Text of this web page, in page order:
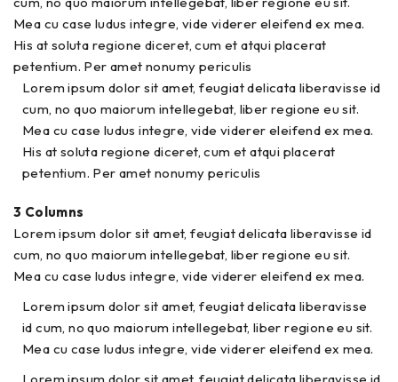
Mea cu case ludus integre, vide viderer eleifend ex mea.
His at soluta regione diceret, cum et atqui placerat
petentium. Per amet nonumy periculis
Lorem ipsum dolor sit amet, feugiat delicata liberavisse id
cum, no quo maiorum intellegebat, liber regione eu sit.
Mea cu case ludus integre, vide viderer eleifend ex mea.
His at soluta regione diceret, cum et atqui placerat
petentium. Per amet nonumy periculis
3 Columns
Lorem ipsum dolor sit amet, feugiat delicata liberavisse id
cum, no quo maiorum intellegebat, liber regione eu sit.
Mea cu case ludus integre, vide viderer eleifend ex mea.
Lorem ipsum dolor sit amet, feugiat delicata liberavisse
id cum, no quo maiorum intellegebat, liber regione eu sit.
Mea cu case ludus integre, vide viderer eleifend ex mea.